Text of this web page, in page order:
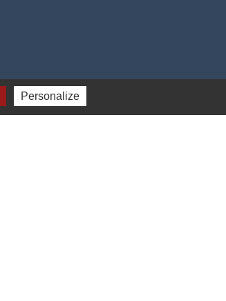
Personalize